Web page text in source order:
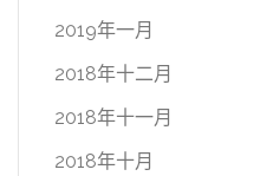
2019年一月
2018年十二月
2018年十一月
2018年十月